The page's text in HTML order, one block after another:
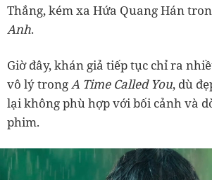
Thắng, kém xa Hứa Quang Hán
Anh.
Giờ đây, khán giả tiếp tục chỉ ra
vô lý trongA Time Called You, dù
lại không phù hợp với bối cảnh và
phim.